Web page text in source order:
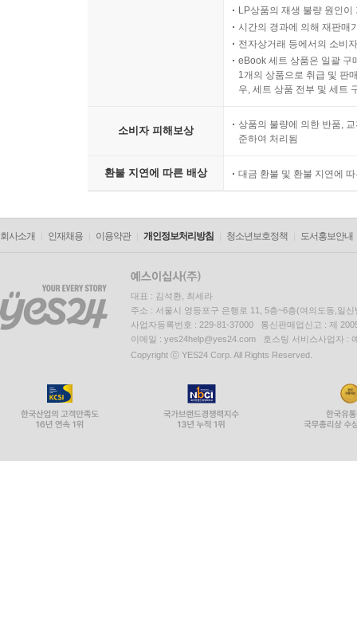
LP상품의 재생 불량 원인
시간의 경과에 의해 재판매
전자상거래 등에서의 소비
eBook 세트 상품은 일괄 구
1개의 상품으로 취급 및 판
우, 세트 상품 전부 및 세트
소비자 피해보상
상품의 불량에 의한 반품,
준하여 처리됨
환불 지연에 따른 배상 대금 환불 및 환불 지연에
회사소개 인재채용 이용약관 개인정보처리방침 청소년보호정책 도서홍보안내
대표 : 김석환, 최세라
주소 : 서울시 영등포구 은행로 11, 5층~6층(여의도동,일신
사업자등록번호 : 229-81-37000 통신판매업신고 : 제
이메일 : yes24help@yes24.com 호스팅 서비스사업자 :
Copyright ⓒ YES24 Corp. All Rights Reserved.